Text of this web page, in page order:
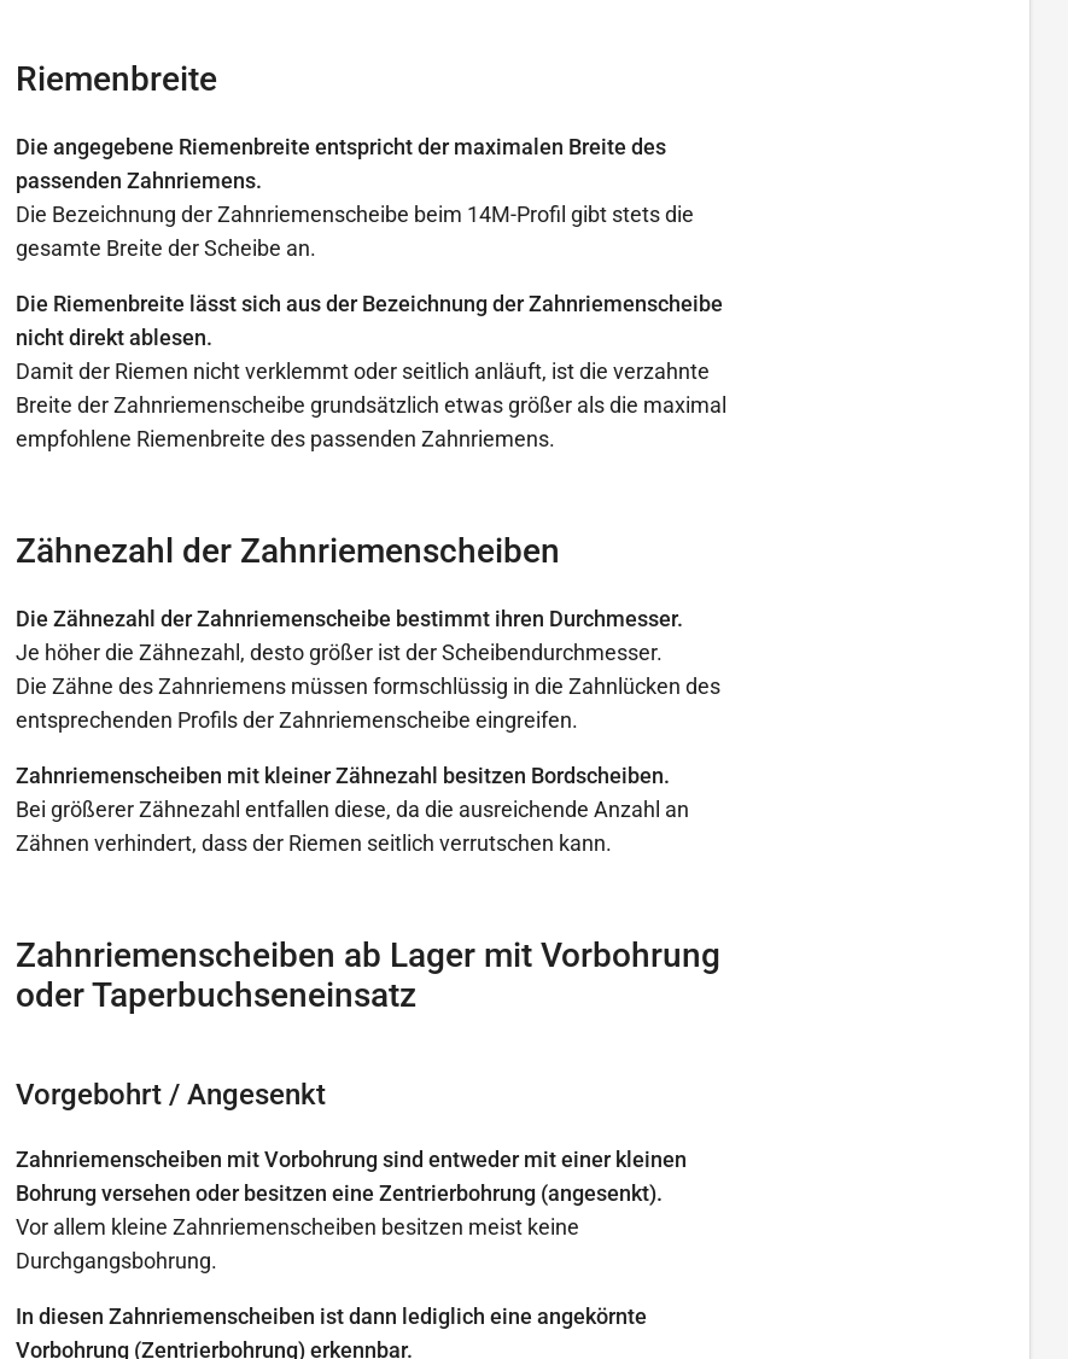
Riemenbreite
Die angegebene Riemenbreite entspricht der maximalen Breite des
passenden Zahnriemens.
Die Bezeichnung der Zahnriemenscheibe beim 14M-Profil gibt stets die
gesamte Breite der Scheibe an.
Die Riemenbreite lässt sich aus der Bezeichnung der Zahnriemenscheibe
nicht direkt ablesen.
Damit der Riemen nicht verklemmt oder seitlich anläuft, ist die verzahnte
Breite der Zahnriemenscheibe grundsätzlich etwas größer als die maximal
empfohlene Riemenbreite des passenden Zahnriemens.
Zähnezahl der Zahnriemenscheiben
Die Zähnezahl der Zahnriemenscheibe bestimmt ihren Durchmesser.
Je höher die Zähnezahl, desto größer ist der Scheibendurchmesser.
Die Zähne des Zahnriemens müssen formschlüssig in die Zahnlücken des
entsprechenden Profils der Zahnriemenscheibe eingreifen.
Zahnriemenscheiben mit kleiner Zähnezahl besitzen Bordscheiben.
Bei größerer Zähnezahl entfallen diese, da die ausreichende Anzahl an
Zähnen verhindert, dass der Riemen seitlich verrutschen kann.
Zahnriemenscheiben ab Lager mit Vorbohrung
oder Taperbuchseneinsatz
Vorgebohrt / Angesenkt
Zahnriemenscheiben mit Vorbohrung sind entweder mit einer kleinen
Bohrung versehen oder besitzen eine Zentrierbohrung (angesenkt).
Vor allem kleine Zahnriemenscheiben besitzen meist keine
Durchgangsbohrung.
In diesen Zahnriemenscheiben ist dann lediglich eine angekörnte
Vorbohrung (Zentrierbohrung) erkennbar.